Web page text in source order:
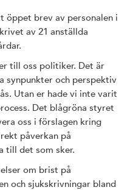
öppet brev av personalen i
av 21 anställda
till oss politiker. Det är
och perspektiv
Utan er hade vi inte varit
Det blågröna styret
oss i förslagen kring
påverkan på
till det som sker.
om brist på
och sjukskrivningar bland